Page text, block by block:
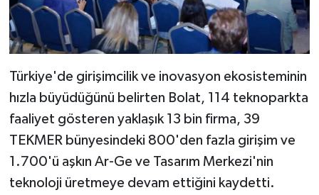
Türkiye'de girişimcilik ve inovasyon ekosisteminin
hızla büyüdüğünü belirten Bolat, 114 teknoparkta
faaliyet gösteren yaklaşık 13 bin firma, 39
TEKMER bünyesindeki 800'den fazla girişim ve
1.700'ü aşkın Ar-Ge ve Tasarım Merkezi'nin
teknoloji üretmeye devam ettiğini kaydetti.